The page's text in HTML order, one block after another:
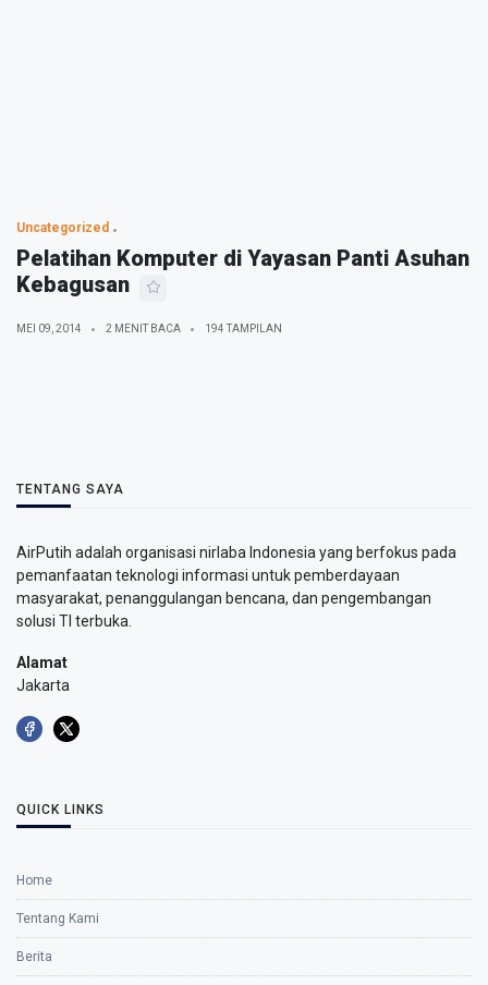
Uncategorized
Pelatihan Komputer di Yayasan Panti Asuhan
Kebagusan
MEI 09, 2014 2 MENIT BACA 194 TAMPILAN
TENTANG SAYA
AirPutih adalah organisasi nirlaba Indonesia yang berfokus pada
pemanfaatan teknologi informasi untuk pemberdayaan
masyarakat, penanggulangan bencana, dan pengembangan
solusi TI terbuka.
Alamat
Jakarta
QUICK LINKS
Home
Tentang Kami
Berita